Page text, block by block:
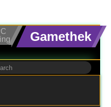
Gamethek